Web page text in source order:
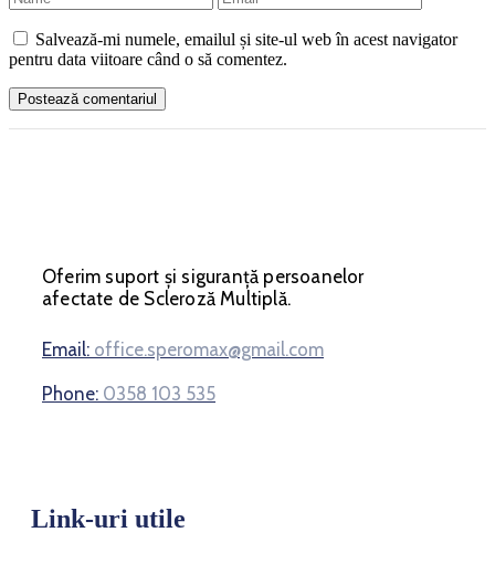
Salvează-mi numele, emailul și site-ul web în acest navigator
pentru data viitoare când o să comentez.
Oferim suport și siguranță persoanelor
afectate de Scleroză Multiplă.
Email: office.speromax@gmail.com
Phone: 0358 103 535
Link-uri utile